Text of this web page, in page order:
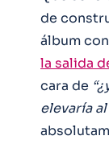
de
álbum
la salida
cara de
elevaría